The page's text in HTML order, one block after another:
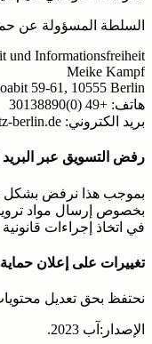
السلطة المسؤولة عن
und Informationsfreiheit
Meike Kampf
59-61, 10555 Berlin
هاتف: +49 (0)30138890
بريد الكتروني: mailbox@datenschutz-berlin.de
رفض التسويق عبر البريد
بموجب هذا نرفض بشكل
بخصوص إرسال مواد
في اتخاذ إجراءات
تغييرات على إعلان حماية
نحتفظ بحق تعديل
الإصدار:آب 2023.